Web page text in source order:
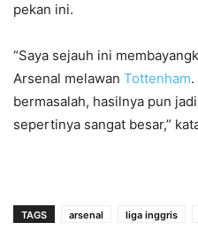
pekan ini.
“Saya sejauh ini
Arsenal melawan Tottenham
bermasalah, hasilnya pun
sepertinya sangat besar,”
TAGS arsenal liga inggris